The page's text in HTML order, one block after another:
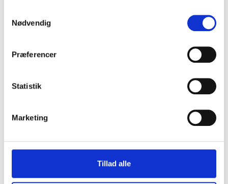
Nødvendig
Præferencer
Statistik
Marketing
Tillad alle
første beslutning om fratagelsen af
havde modtaget en super professionel
klage på hele 6 sider fra Thomas` hånd.”